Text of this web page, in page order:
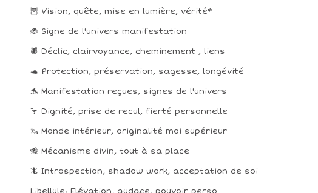
🦉 Vision, quête, mise en lumière, vérité*
🐞 Signe de l'univers manifestation
🕷️ Déclic, clairvoyance, cheminement , liens
🐢 Protection, préservation, sagesse, longévité
🐬 Manifestation reçues, signes de l'univers
🦩 Dignité, prise de recul, fierté personnelle
🦦 Monde intérieur, originalité moi supérieur
🐝 Mécanisme divin, tout à sa place
🦎 Introspection, shadow work, acceptation de soi